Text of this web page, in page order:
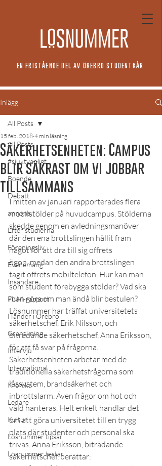
EN FRISTÅENDE DEL AV ÖREBRO STUDENTKÅR
Inlägg
All Posts
#sjuktvanligt
Boende
Debatt
annons
Efter studierna
Föreningsliv
Evenemang
Insändare
FUM-rapport
Händer i Örebro
Granskning
Intervju
International
Krönika
Ledare
Kultur
Lösnummer tipsar
Lösnummer testar
All Posts
Säkerhetsenheten: Campus
blir säkrast om vi jobbar
tillsammans
15 feb. 2018 4 min läsning
I mitten av januari rapporterades flera
mobilstölder på huvudcampus. Stölderna
skedde genom en avledningsmanöver
där den ena brottslingen hållit fram
något för att dra till sig offrets
ögon, medan den andra brottslingen
tagit offrets mobiltelefon. Hur kan man
som student förebygga stölder? Vad ska
man göra om man ändå blir bestulen?
Lösnummer har träffat universitetets
säkerhetschef, Erik Nilsson, och
biträdande säkerhetschef, Anna Eriksson,
för att få svar på frågorna.
Säkerhetsenheten arbetar med de
traditionella säkerhetsfrågorna som
låssystem, brandsäkerhet och
inbrottslarm. Även frågor om hot och
våld hanteras. Helt enkelt handlar det
om att göra universitetet till en trygg
plats där studenter och personal ska
trivas. Anna Eriksson, biträdande
säkerhetschef, berättar: